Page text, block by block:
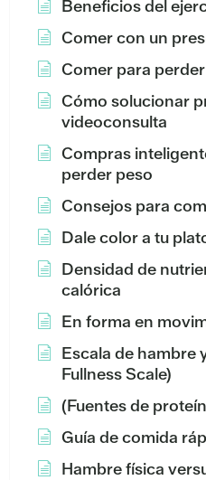
Beneficios del
Comer con un
Comer para
Cómo solucionar
videoconsulta
Compras
perder peso
Consejos para
Dale color a tu
Densidad de
calórica
En forma en
Escala de hambre
Fullness Scale)
(Fuentes de
Guía de comida
Hambre física